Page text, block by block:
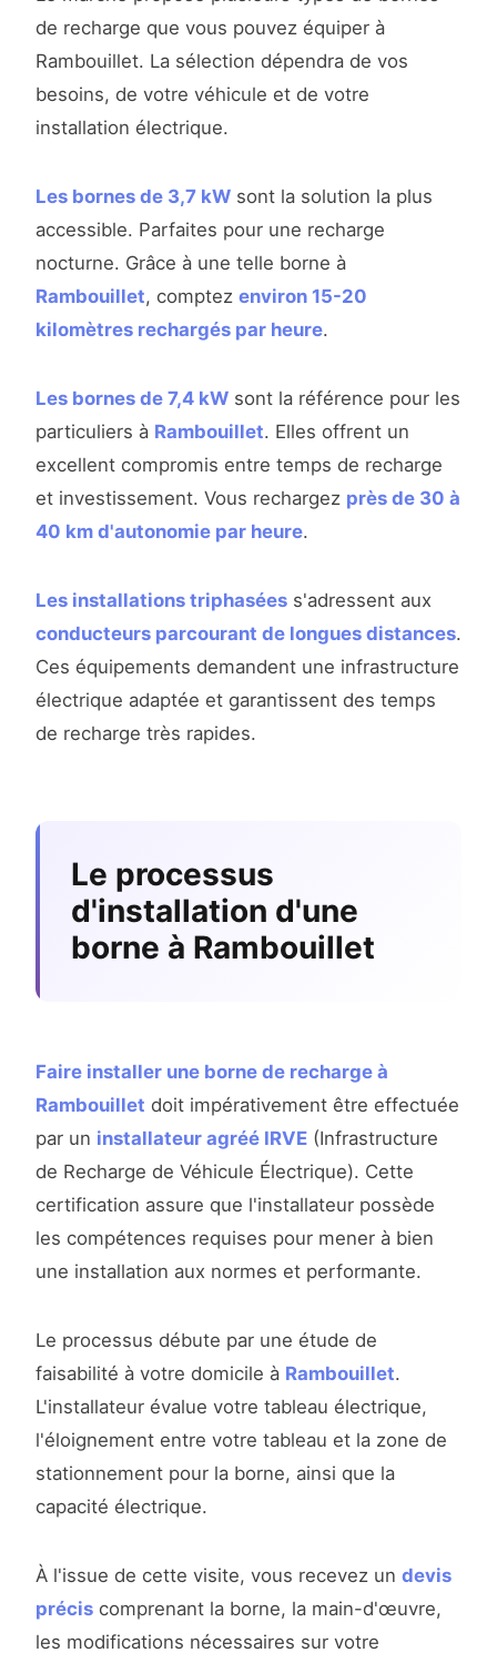
de recharge que vous pouvez équiper à
Rambouillet. La sélection dépendra de vos
besoins, de votre véhicule et de votre
installation électrique.
Les bornes de 3,7 kW sont la solution la plus
accessible. Parfaites pour une recharge
nocturne. Grâce à une telle borne à
Rambouillet, comptez environ 15-20
kilomètres rechargés par heure.
Les bornes de 7,4 kW sont la référence pour les
particuliers à Rambouillet. Elles offrent un
excellent compromis entre temps de recharge
et investissement. Vous rechargez près de 30 à
40 km d'autonomie par heure.
Les installations triphasées s'adressent aux
conducteurs parcourant de longues distances.
Ces équipements demandent une infrastructure
électrique adaptée et garantissent des temps
de recharge très rapides.
Le processus
d'installation d'une
borne à Rambouillet
Faire installer une borne de recharge à
Rambouillet doit impérativement être effectuée
par un installateur agréé IRVE (Infrastructure
de Recharge de Véhicule Électrique). Cette
certification assure que l'installateur possède
les compétences requises pour mener à bien
une installation aux normes et performante.
Le processus débute par une étude de
faisabilité à votre domicile à Rambouillet.
L'installateur évalue votre tableau électrique,
l'éloignement entre votre tableau et la zone de
stationnement pour la borne, ainsi que la
capacité électrique.
À l'issue de cette visite, vous recevez un devis
précis comprenant la borne, la main-d'œuvre,
les modifications nécessaires sur votre